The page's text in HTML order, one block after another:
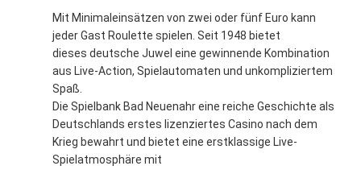
Mit Minimaleinsätzen von zwei oder fünf Euro kann
jeder Gast Roulette spielen. Seit 1948 bietet
dieses deutsche Juwel eine gewinnende Kombination
aus Live-Action, Spielautomaten und unkompliziertem
Spaß.
Die Spielbank Bad Neuenahr eine reiche Geschichte als
Deutschlands erstes lizenziertes Casino nach dem
Krieg bewahrt und bietet eine erstklassige Live-
Spielatmosphäre mit